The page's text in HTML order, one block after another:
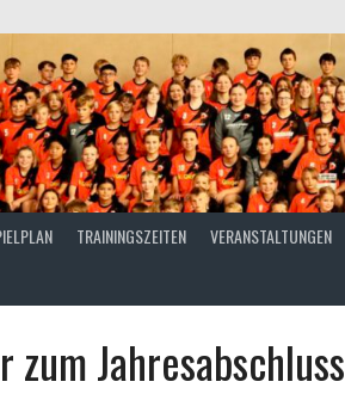
TRAININGSZEITEN VERANSTALTUNGEN
zum Jahresabschluss